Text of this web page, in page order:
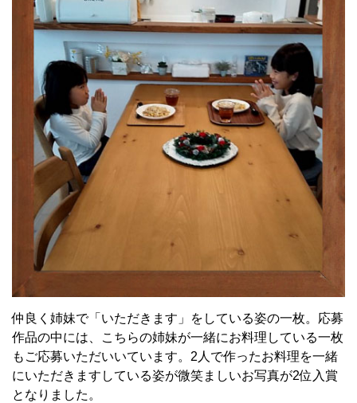
仲良く姉妹で「いただきます」をしている姿の一枚。応募
作品の中には、こちらの姉妹が一緒にお料理している一枚
もご応募いただいいています。2人で作ったお料理を一緒
にいただきますしている姿が微笑ましいお写真が2位入賞
となりました。